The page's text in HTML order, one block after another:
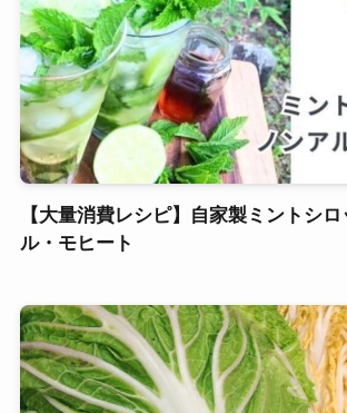
【大量消費レシピ】自家製ミントシ
ル・モヒート